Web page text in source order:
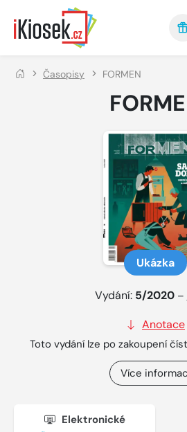
Přejít na hlavní obsah
Časopisy FORMEN
Ukázka
Vydání: 5/2020 –
Anotace
Toto vydání lze po zakoupení
Více
Elektronické